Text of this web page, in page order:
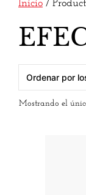
Inicio /
Mostrando el